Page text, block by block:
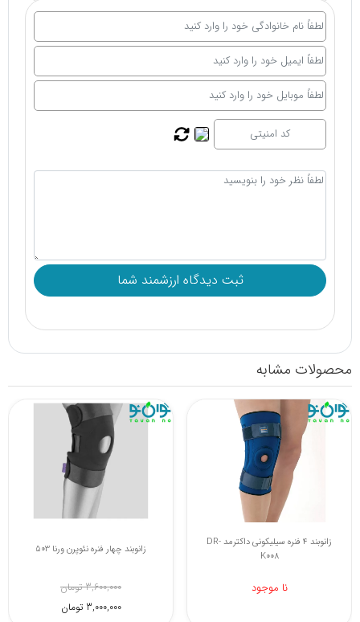
محصولات مشابه
K008
نا موجود
ایموبلایزر زانوبند پاک سمن 086
نا موجود